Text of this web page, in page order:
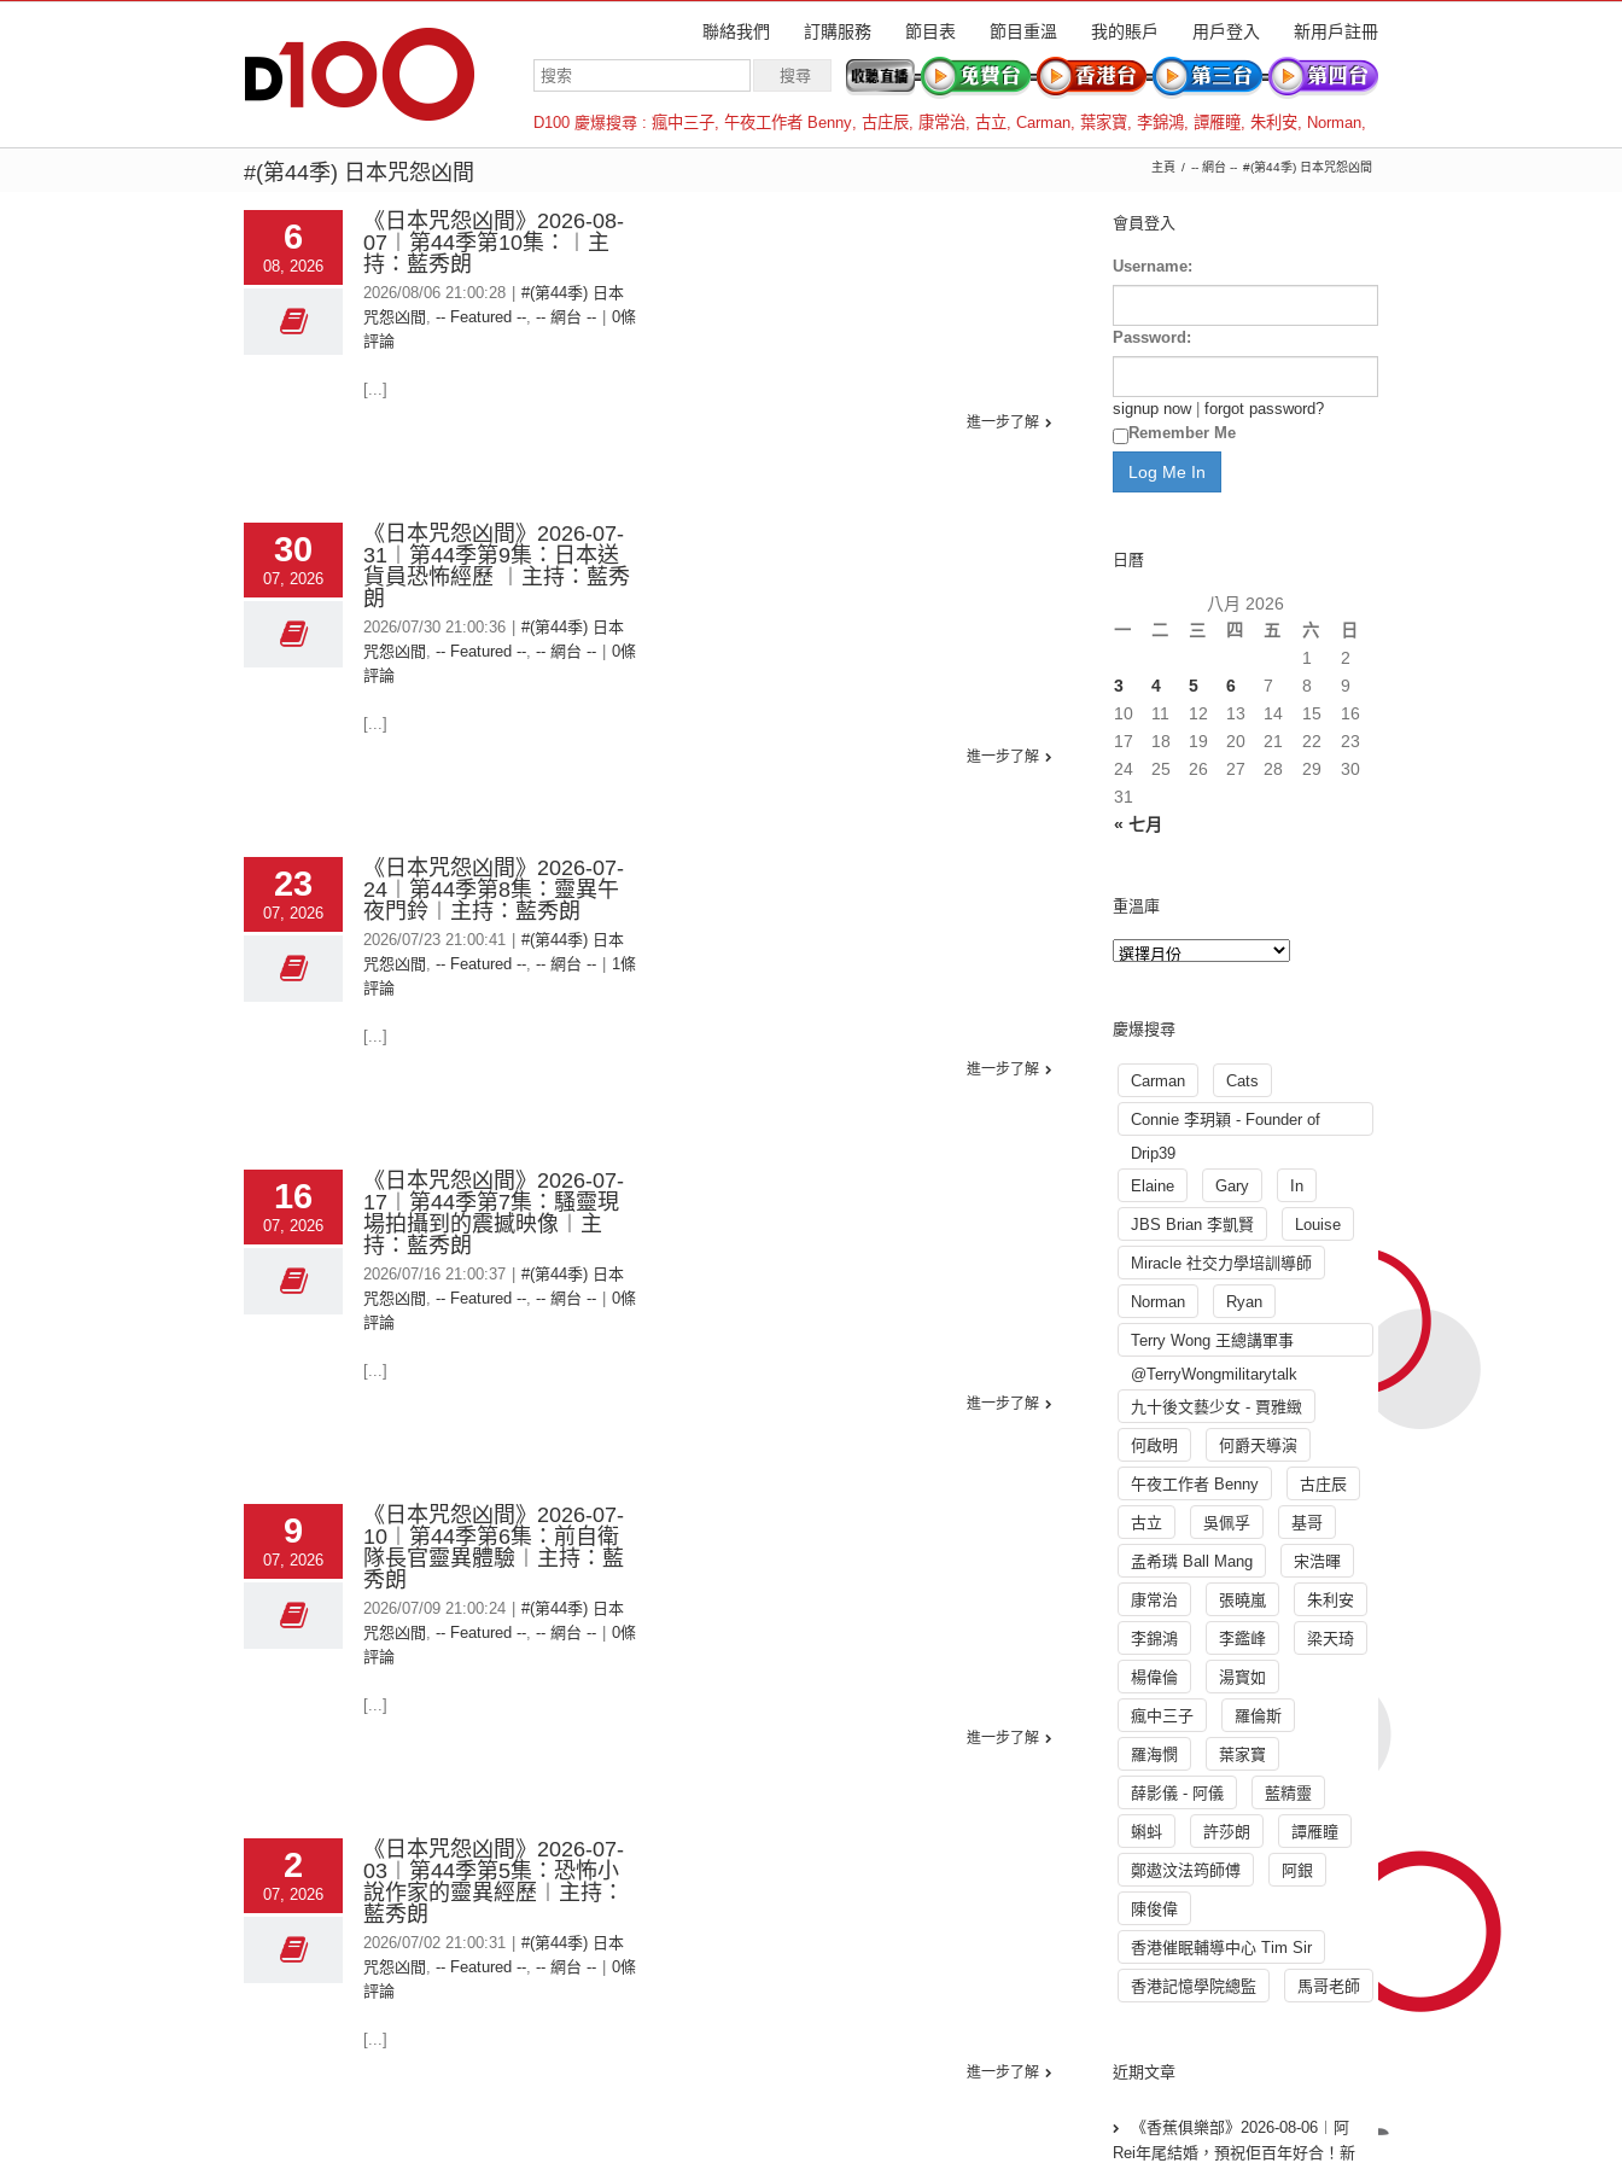
聯絡我們 訂購服務 節目表 節目重溫 我的賬戶 用戶登入 新用戶註冊
D100 慶爆搜尋 : 瘋中三子, 午夜工作者 Benny, 古庄辰, 康常治, 古立, Carman, 葉家寶, 李錦鴻, 譚雁瞳, 朱利安, Norman,
羅倫斯
#(第44季) 日本咒怨凶間 主頁 -- 網台 -- #(第44季) 日本咒怨凶間
6
08, 2026
《日本咒怨凶間》2026-08-
07︱第44季第10集：︱主
持：藍秀朗
2026/08/06 21:00:28
#(第44季) 日本
咒怨凶間 , -- Featured --, -- 網台 --
0條
評論
[...]
進一步了解
30
07, 2026
《日本咒怨凶間》2026-07-
31︱第44季第9集：日本送
貨員恐怖經歷 ︱主持：藍秀
朗
2026/07/30 21:00:36
#(第44季) 日本
咒怨凶間 , -- Featured --, -- 網台 --
0條
評論
[...]
進一步了解
23
07, 2026
《日本咒怨凶間》2026-07-
24︱第44季第8集：靈異午
夜門鈴︱主持：藍秀朗
2026/07/23 21:00:41
#(第44季) 日本
咒怨凶間 , -- Featured --, -- 網台 --
1條
評論
[...]
進一步了解
16
07, 2026
《日本咒怨凶間》2026-07-
17︱第44季第7集：騷靈現
場拍攝到的震撼映像︱主
持：藍秀朗
2026/07/16 21:00:37
#(第44季) 日本
咒怨凶間 , -- Featured --, -- 網台 --
0條
評論
[...]
進一步了解
9
07, 2026
《日本咒怨凶間》2026-07-
10︱第44季第6集：前自衛
隊長官靈異體驗︱主持：藍
秀朗
2026/07/09 21:00:24
#(第44季) 日本
咒怨凶間 , -- Featured --, -- 網台 --
0條
評論
[...]
進一步了解
2
07, 2026
《日本咒怨凶間》2026-07-
03︱第44季第5集：恐怖小
說作家的靈異經歷︱主持：
藍秀朗
2026/07/02 21:00:31
#(第44季) 日本
咒怨凶間 , -- Featured --, -- 網台 --
0條
評論
[...]
進一步了解
會員登入
Username:
Password:
signup now| forgot password?
Remember Me
日曆
八月 2026
一
二 三 四 五 六 日
« 七月
1
2
3
4 5 6 7 8
9
10
11 12 13 14 15
16
17
18 19 20 21 22
23
24
25 26 27 28 29
30
31
重溫庫
慶爆搜尋
Carman Cats
Connie 李玥穎 - Founder of
Drip39
Elaine
Gary In
JBS Brian 李凱賢 Louise
Miracle 社交力學培訓導師
Norman Ryan
Terry Wong 王總講軍事
@TerryWongmilitarytalk
九十後文藝少女 - 賈雅緻
何啟明 何爵天導演
午夜工作者 Benny 古庄辰
古立 吳佩孚 基哥
孟希璘 Ball Mang 宋浩暉
康常治 張曉嵐 朱利安
李錦鴻 李鑑峰 梁天琦
楊偉倫 湯寳如
瘋中三子 羅倫斯
羅海憫 葉家寶
薛影儀 - 阿儀 藍精靈
蝌蚪 許莎朗 譚雁瞳
鄭遨汶法筠師傅 阿銀
陳俊偉
香港催眠輔導中心 Tim Sir
香港記憶學院總監 馬哥老師
近期文章
《香蕉俱樂部》2026-08-06︱阿
Rei年尾結婚，預祝佢百年好合！新